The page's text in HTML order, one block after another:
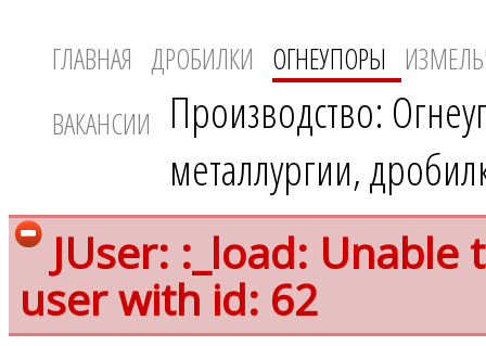
ГЛАВНАЯ ДРОБИЛКИ ОГНЕУПОРЫ
ВАКАНСИИ
Производство:
металлургии,
JUser: :_load: Unable
user with id: 62